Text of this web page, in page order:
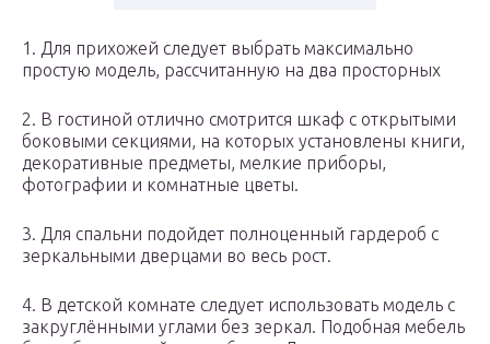
1. Для прихожей следует выбрать максимально
простую модель, рассчитанную на два просторных
2. В гостиной отлично смотрится шкаф с открытыми
боковыми секциями, на которых установлены книги,
декоративные предметы, мелкие приборы,
фотографии и комнатные цветы.
3. Для спальни подойдет полноценный гардероб с
зеркальными дверцами во весь рост.
4. В детской комнате следует использовать модель с
закруглёнными углами без зеркал. Подобная мебель